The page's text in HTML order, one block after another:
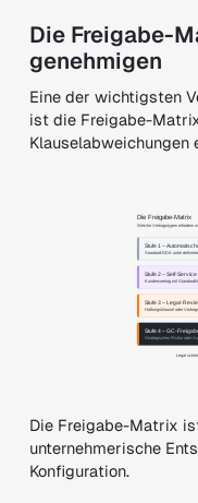
Die Freigabe-
genehmigen
Eine der wichtigsten
ist die Freigabe-
Klauselabweichungen
Die Freigabe-Matrix
unternehmerische
Konfiguration.